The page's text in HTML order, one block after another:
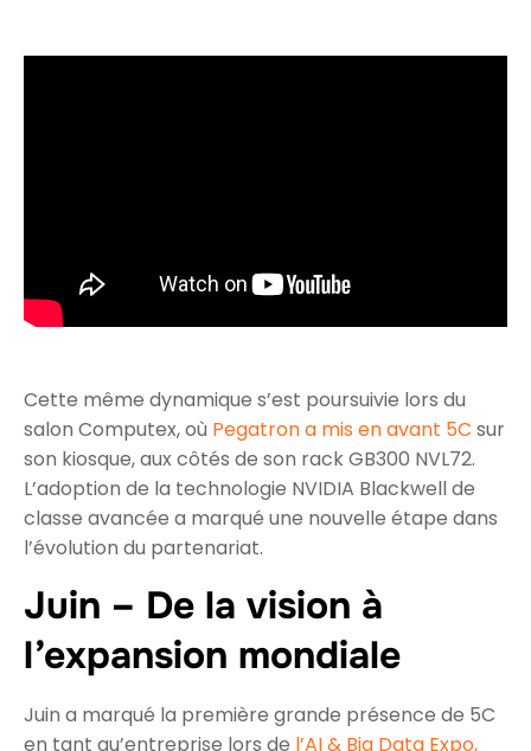
Cette même dynamique s’est poursuivie lors du
salon Computex, où Pegatron a mis en avant 5C sur
son kiosque, aux côtés de son rack GB300 NVL72.
L’adoption de la technologie NVIDIA Blackwell de
classe avancée a marqué une nouvelle étape dans
l’évolution du partenariat.
Juin – De la vision à
l’expansion mondiale
Juin a marqué la première grande présence de 5C
en tant qu’entreprise lors de l’AI & Big Data Expo,